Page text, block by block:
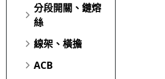
分段開關、鏈熔
絲
線架、橫擔
ACB